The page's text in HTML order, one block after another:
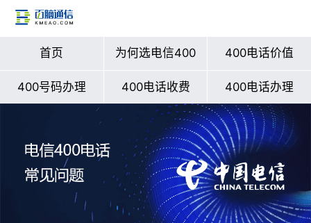
首页 为何选电信400 400电话价值
400号码办理 400电话收费 400电话办理